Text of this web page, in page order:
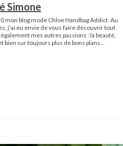
Simone
mon blog mode Chloe Handbag Addict. Au
j'ai eu envie de vous faire découvrir tout
mes autres passions : la beauté,
bien sur toujours plus de bons plans...